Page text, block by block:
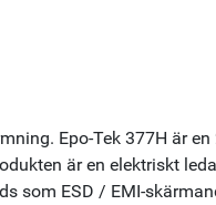
Epo-Tek 377H är
är en elektriskt
som ESD / EMI-